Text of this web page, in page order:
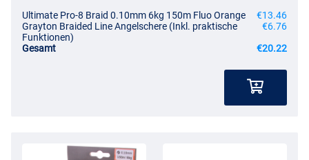
Ultimate Pro-8 Braid 0.10mm 6kg 150m Fluo Orange
€13.46
Grayton Braided Line Angelschere (Inkl. praktische
Funktionen)
€6.76
Gesamt
€20.22